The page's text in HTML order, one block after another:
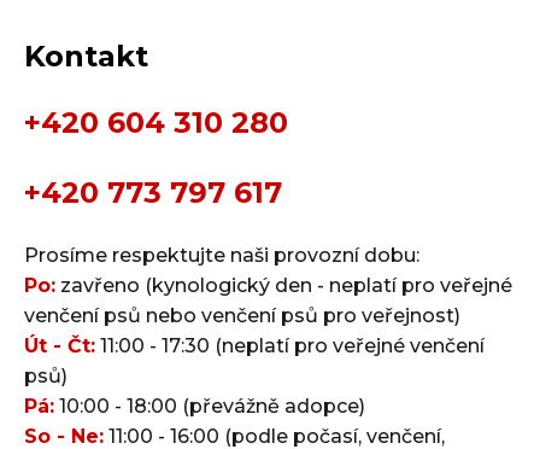
Kontakt
+420 604 310 280
+420 773 797 617
Prosíme respektujte naši provozní dobu:
Po: zavřeno (kynologický den - neplatí pro veřejné
venčení psů nebo venčení psů pro veřejnost)
Út - Čt: 11:00 - 17:30 (neplatí pro veřejné venčení
psů)
Pá: 10:00 - 18:00 (převážně adopce)
So - Ne: 11:00 - 16:00 (podle počasí, venčení,